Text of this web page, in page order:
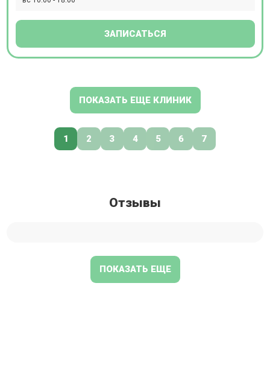
ЗАПИСАТЬСЯ
ПОКАЗАТЬ ЕЩЕ КЛИНИК
1 2 3 4 5 6 7
Отзывы
ПОКАЗАТЬ ЕЩЕ